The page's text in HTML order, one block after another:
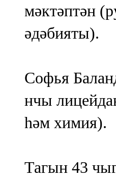
мәктәптән
әдәбияты).
Софья
нчы
һәм химия).
Тагын 43